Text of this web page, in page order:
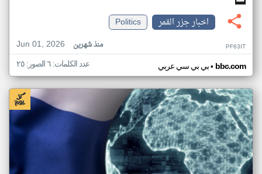
اخبار جزر القمر
Politics
Jun 01, 2026
منذ شهرين PF63IT
بي بي سي عربي• bbc.com عدد الكلمات: ٦ الصور: ٢٥